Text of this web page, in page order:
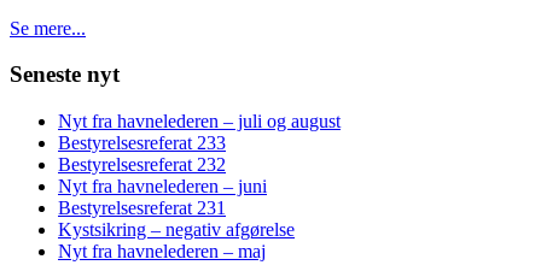
Se mere...
Seneste nyt
Nyt fra havnelederen – juli og august
Bestyrelsesreferat 233
Bestyrelsesreferat 232
Nyt fra havnelederen – juni
Bestyrelsesreferat 231
Kystsikring – negativ afgørelse
Nyt fra havnelederen – maj